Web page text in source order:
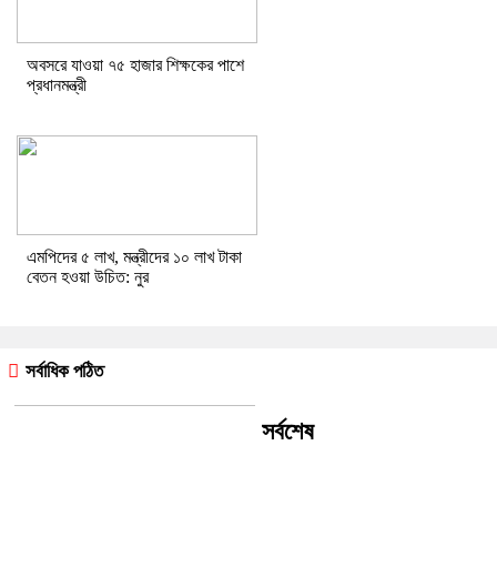
অবসরে যাওয়া ৭৫ হাজার শিক্ষকের পাশে
প্রধানমন্ত্রী
এমপিদের ৫ লাখ, মন্ত্রীদের ১০ লাখ টাকা
বেতন হওয়া উচিত: নুর
সর্বাধিক পঠিত
সর্বশেষ